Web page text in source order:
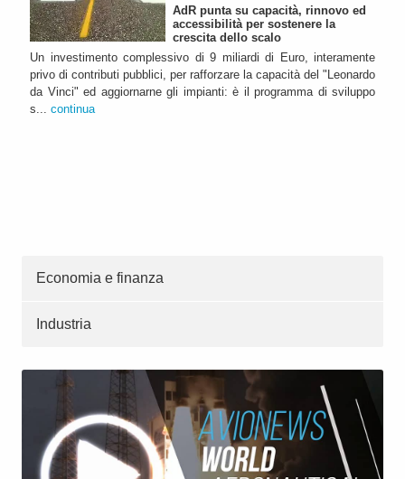
AdR punta su capacità, rinnovo ed
accessibilità per sostenere la
crescita dello scalo
Un investimento complessivo di 9 miliardi di Euro, interamente
privo di contributi pubblici, per rafforzare la capacità del "Leonardo
da Vinci" ed aggiornarne gli impianti: è il programma di sviluppo
s... continua
Economia e finanza
Industria